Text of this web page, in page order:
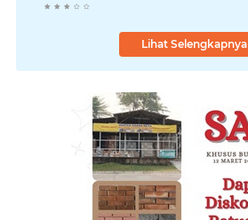
Lihat Selengkapnya